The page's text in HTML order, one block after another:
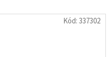
Kód:337302